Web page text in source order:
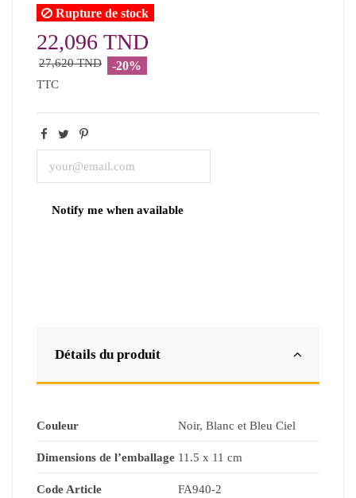
Rupture de stock
22,096 TND
27,620 TND -20%
TTC
Détails du produit
Couleur Noir, Blanc et Bleu Ciel
Dimensions de l’emballage 11.5 x 11 cm
Code Article FA940-2